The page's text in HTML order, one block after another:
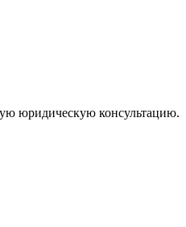
юридическую консультацию.